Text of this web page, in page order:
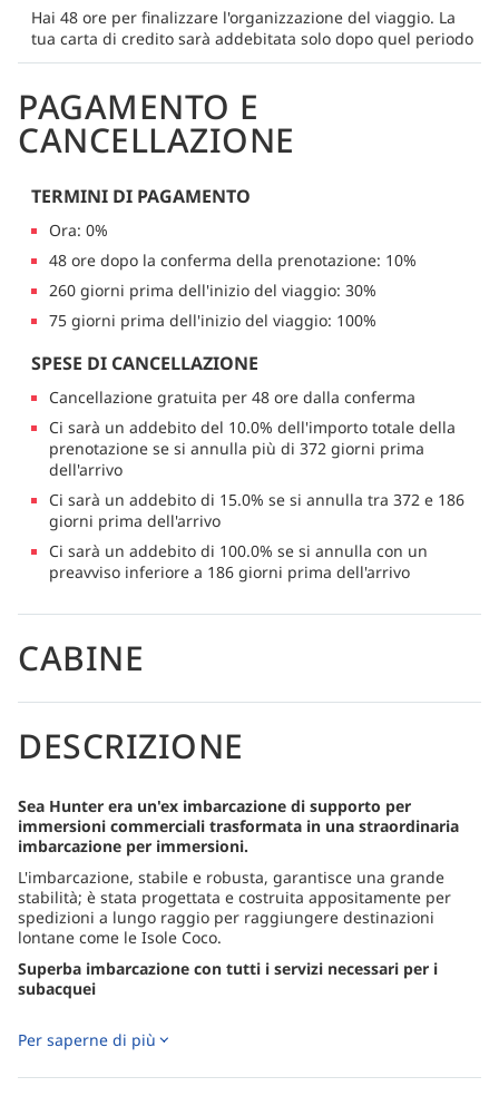
Hai 48 ore per finalizzare l'organizzazione del viaggio. La
tua carta di credito sarà addebitata solo dopo quel periodo
PAGAMENTO E
CANCELLAZIONE
TERMINI DI PAGAMENTO
Ora: 0%
48 ore dopo la conferma della prenotazione: 10%
260 giorni prima dell'inizio del viaggio: 30%
75 giorni prima dell'inizio del viaggio: 100%
SPESE DI CANCELLAZIONE
Cancellazione gratuita per 48 ore dalla conferma
Ci sarà un addebito del 10.0% dell'importo totale della
prenotazione se si annulla più di 372 giorni prima
dell'arrivo
Ci sarà un addebito di 15.0% se si annulla tra 372 e 186
giorni prima dell'arrivo
Ci sarà un addebito di 100.0% se si annulla con un
preavviso inferiore a 186 giorni prima dell'arrivo
CABINE
DESCRIZIONE
Sea Hunter era un'ex imbarcazione di supporto per
immersioni commerciali trasformata in una straordinaria
imbarcazione per immersioni.
L'imbarcazione, stabile e robusta, garantisce una grande
stabilità; è stata progettata e costruita appositamente per
spedizioni a lungo raggio per raggiungere destinazioni
lontane come le Isole Coco.
Superba imbarcazione con tutti i servizi necessari per i
subacquei
spedizioni in alcuni dei pelagici più ricchi del mondo.
Per saperne di più